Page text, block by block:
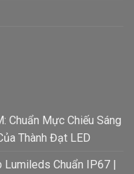
Chuẩn Mực Chiếu Sáng
Thành Đạt LED
Chuẩn IP67 |